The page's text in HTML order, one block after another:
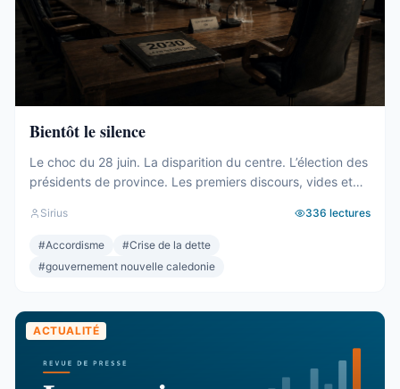
Bientôt le silence
Le choc du 28 juin. La disparition du centre. L’élection des
présidents de province. Les premiers discours, vides et
neuf sièges cohérents et pourtant sans aucune prise sur
rien. L’alliance de gouvernance entre Les Loyalistes, le
Rassemblement et l’Éveil océanien. L’élection de la
Sirius 336 lectures
#Accordisme #Crise de la dette
#gouvernement nouvelle caledonie
ACTUALITÉ